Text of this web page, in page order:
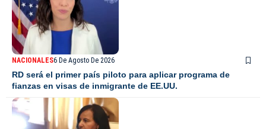
NACIONALES6 De Agosto De 2026
RD será el primer país piloto para aplicar programa de
fianzas en visas de inmigrante de EE.UU.